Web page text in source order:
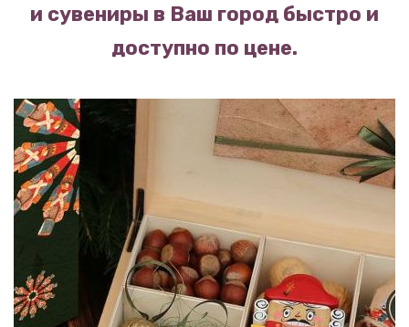
и сувениры в Ваш город быстро и
доступно по цене.